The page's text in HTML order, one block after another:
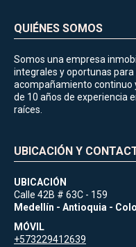
QUIÉNES SOMOS
Somos una empresa
integrales y oportunas
acompañamiento continuo
de 10 años de experiencia
raíces.
UBICACIÓN Y
UBICACIÓN
Calle 42B # 63C - 159
Medellín - Antioquia -
MÓVIL
+573229412639